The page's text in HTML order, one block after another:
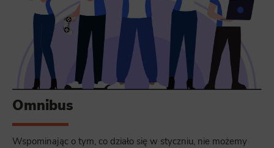
Omnibus
Wspominając o tym, co działo się w styczniu, nie możemy